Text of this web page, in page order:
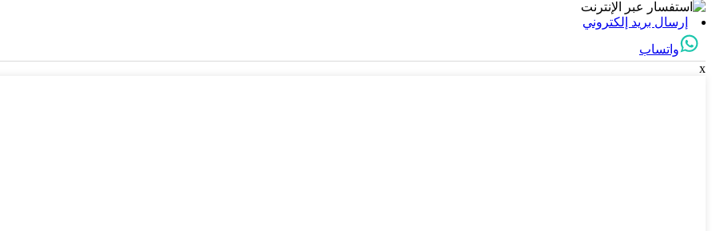
إرسال بريد إلكتروني
واتساب
x